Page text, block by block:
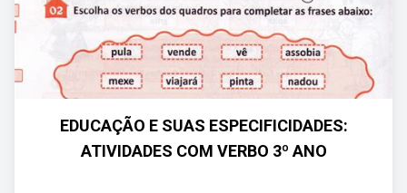
EDUCAÇÃO E SUAS ESPECIFICIDADES:
ATIVIDADES COM VERBO 3º ANO